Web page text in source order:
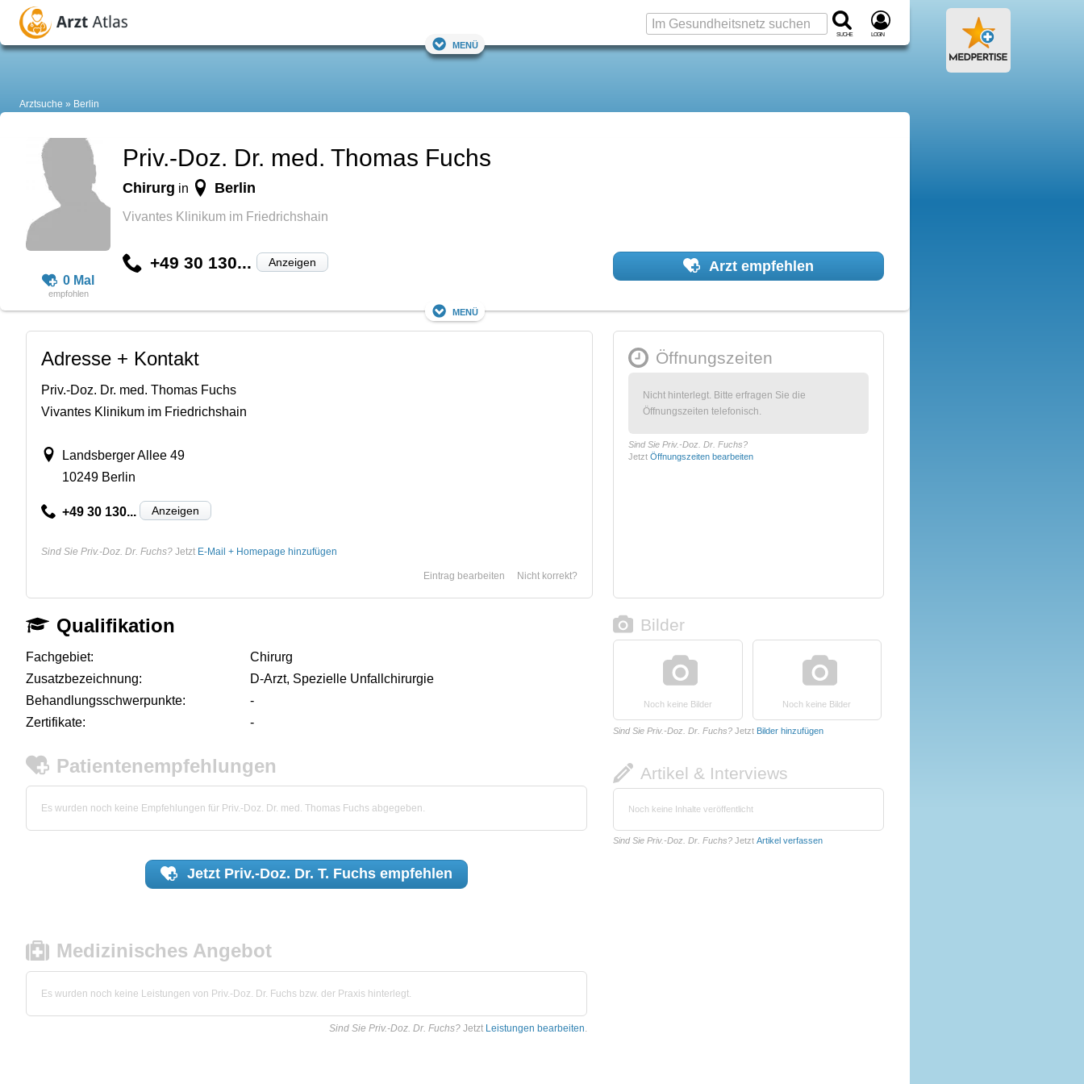
Suche Login
Menü
Arztsuche Berlin
0 Mal
Priv.-Doz. Dr. med. Thomas Fuchs
Chirurg in Berlin
Vivantes Klinikum im Friedrichshain
+49 30 130... Anzeigen Arzt empfehlen
Menü
Adresse + Kontakt
Priv.-Doz. Dr. med. Thomas Fuchs
Vivantes Klinikum im Friedrichshain
Landsberger Allee 49
10249 Berlin
+49 30 130... Anzeigen
Sind Sie Priv.-Doz. Dr. Fuchs? Jetzt E-Mail + Homepage hinzufügen
Nicht korrekt?
Eintrag bearbeiten
Öffnungszeiten
Nicht hinterlegt. Bitte erfragen Sie die
Öffnungszeiten telefonisch.
Sind Sie Priv.-Doz. Dr. Fuchs?
Jetzt Öffnungszeiten bearbeiten
Qualifikation
Fachgebiet:
Chirurg
Zusatzbezeichnung:
D-Arzt, Spezielle Unfallchirurgie
Behandlungsschwerpunkte:
-
Zertifikate:
-
Patientenempfehlungen
Es wurden noch keine Empfehlungen für Priv.-Doz. Dr. med. Thomas Fuchs abgegeben.
Jetzt Priv.-Doz. Dr. T. Fuchs empfehlen
Medizinisches Angebot
Es wurden noch keine Leistungen von Priv.-Doz. Dr. Fuchs bzw. der Praxis hinterlegt.
Sind Sie Priv.-Doz. Dr. Fuchs? Jetzt Leistungen bearbeiten.
Bilder
Noch keine Bilder Noch keine Bilder
Sind Sie Priv.-Doz. Dr. Fuchs? Jetzt Bilder hinzufügen
Artikel & Interviews
Noch keine Inhalte veröffentlicht
Sind Sie Priv.-Doz. Dr. Fuchs? Jetzt Artikel verfassen